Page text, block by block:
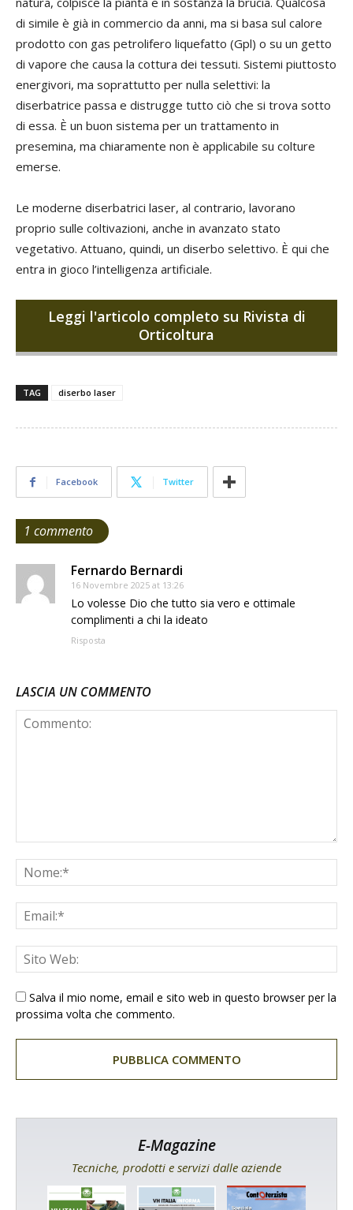
di simile è già in commercio da anni, ma si basa sul calore
prodotto con gas petrolifero liquefatto (Gpl) o su un getto
di vapore che causa la cottura dei tessuti. Sistemi piuttosto
energivori, ma soprattutto per nulla selettivi: la
diserbatrice passa e distrugge tutto ciò che si trova sotto
di essa. È un buon sistema per un trattamento in
presemina, ma chiaramente non è applicabile su colture
emerse.
Le moderne diserbatrici laser, al contrario, lavorano
proprio sulle coltivazioni, anche in avanzato stato
vegetativo. Attuano, quindi, un diserbo selettivo. È qui che
entra in gioco l’intelligenza artificiale.
Leggi l'articolo completo su Rivista di
Orticoltura
TAG diserbo laser
Facebook Twitter
1 commento
Fernardo Bernardi
16 Novembre 2025 at 13:26
Lo volesse Dio che tutto sia vero e ottimale
complimenti a chi la ideato
Risposta
LASCIA UN COMMENTO
Salva il mio nome, email e sito web in questo browser per la
prossima volta che commento.
E-Magazine
Tecniche, prodotti e servizi dalle aziende